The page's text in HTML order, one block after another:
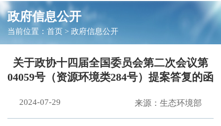
政府信息公开
当前位置： 首页> 政府信息公开
关于政协十四届全国委员会第二次会议第
04059号（资源环境类284号）提案答复的函
2024-07-29 来源：生态环境部